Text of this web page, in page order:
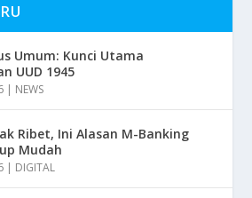
Umum: Kunci Utama
UUD 1945
| NEWS
Ribet, Ini Alasan M-Banking
Mudah
| DIGITAL